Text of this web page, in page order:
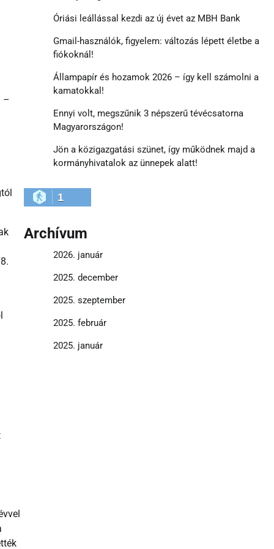
–
Óriási leállással kezdi az új évet az MBH Bank
Gmail-használók, figyelem: változás lépett életbe a
fiókoknál!
Állampapír és hozamok 2026 – így kell számolni a
kamatokkal!
Ennyi volt, megszűnik 3 népszerű tévécsatorna
Magyarországon!
Jön a közigazgatási szünet, így működnek majd a
kormányhivatalok az ünnepek alatt!
1
Archívum
2026. január
2025. december
2025. szeptember
2025. február
2025. január